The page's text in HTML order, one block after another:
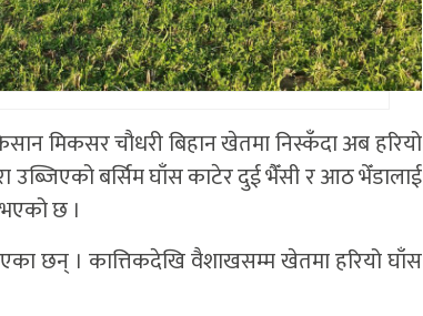
मिकसर चौधरी बिहान खेतमा निस्कँदा अब हरियो
उब्जिएको बर्सिम घाँस काटेर दुई भैँसी र आठ भेँडालाई
छ ।
छन् । कात्तिकदेखि वैशाखसम्म खेतमा हरियो घाँस